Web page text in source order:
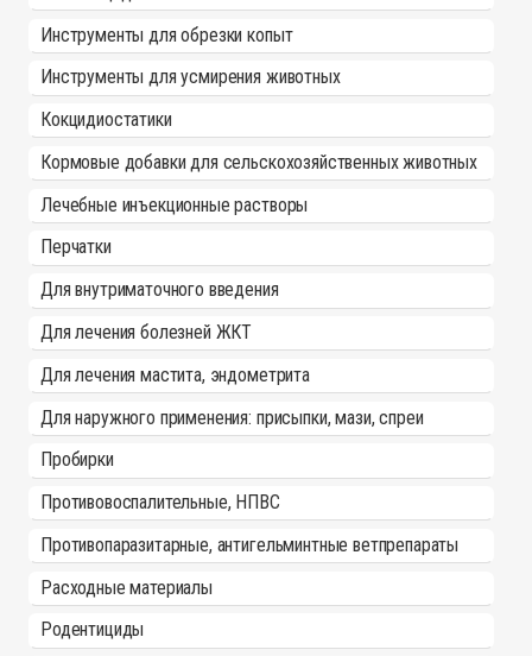
Инструменты для обрезки копыт
Инструменты для усмирения животных
Кокцидиостатики
Кормовые добавки для сельскохозяйственных животных
Лечебные инъекционные растворы
Перчатки
Для внутриматочного введения
Для лечения болезней ЖКТ
Для лечения мастита, эндометрита
Для наружного применения: присыпки, мази, спреи
Пробирки
Противовоспалительные, НПВС
Противопаразитарные, антигельминтные ветпрепараты
Расходные материалы
Родентициды